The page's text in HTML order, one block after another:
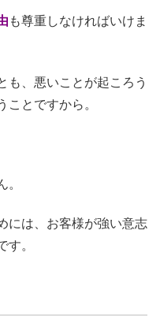
も尊重しなければいけま
も、悪いことが起ころう
ことですから。
。
には、お客様が強い意志
す。